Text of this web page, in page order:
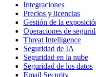
Integraciones
Precios y licencias
Gestión de la
Operaciones de
Threat Intelligence
Seguridad de IA
Seguridad en la nube
Seguridad de los datos
Email Security